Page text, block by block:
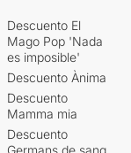
Descuento El
Mago Pop 'Nada
es imposible'
Descuento Ànima
Descuento
Mamma mia
Descuento
Germans de sang